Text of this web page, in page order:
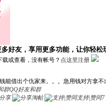
好友，享用更多功能，让你轻松
载或查看，没有帐号？ 点这里注册
能借出个仇家来。。。急用钱对方拿不
QQ好友和群
享 淘帖 支持|赞同7